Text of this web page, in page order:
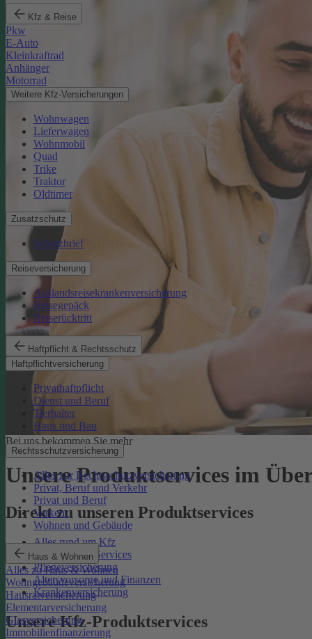
Kfz & Reise
Pkw
E-Auto
Kleinkraftrad
Anhänger
Motorrad
Weitere Kfz-Versicherungen
Wohnwagen
Lieferwagen
Wohnmobil
Quad
Trike
Traktor
Oldtimer
Zusatzschutz
Schutzbrief
Reiseversicherung
Auslandsreisekrankenversicherung
Reisegepäck
Reiserücktritt
Haftpflicht & Rechtsschutz
Haftpflichtversicherung
Privathaftpflicht
Dienst und Beruf
Tierhalter
Haus und Bau
Rechtsschutzversicherung
Alles zur Rechtsschutzversicherung
Privat, Beruf und Verkehr
Privat und Beruf
Verkehr
Wohnen und Gebäude
Haus & Wohnen
Alles zu Haus & Wohnen
Wohngebäudeversicherung
Hausratversicherung
Elementarversicherung
Glasversicherung
Immobilienfinanzierung
Bei uns bekommen Sie mehr
Unsere Produktservices im
Direkt zu unseren Produktservices
Alles rund um Kfz
Rechtsschutz-Services
Pflegeversicherung
Altersvorsorge und Finanzen
Krankenversicherung
Unsere Kfz-Produktservices